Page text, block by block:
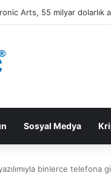
Arts, 55 milyar dolarlık
Sosyal Medya
binlerce telefona